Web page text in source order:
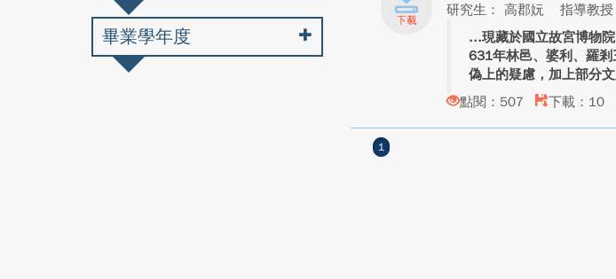
研究生： 高郡妧
指導教授
現藏於國立故宮博物
631年林邑、婆利、羅
偽上的疑慮，加上部分
點閱：507
下載：10
1
畢業學年度